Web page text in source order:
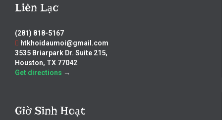
Liên Lạc
(281) 818-5167
htkhoidaumoi@gmail.com
3535 Briarpark Dr. Suite 215,
Houston, TX 77042
Get directions →
Giờ Sinh Hoạt